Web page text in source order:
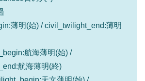
薄明(始) / civil_twilight_end:薄明
航海薄明(始) /
航海薄明(終)